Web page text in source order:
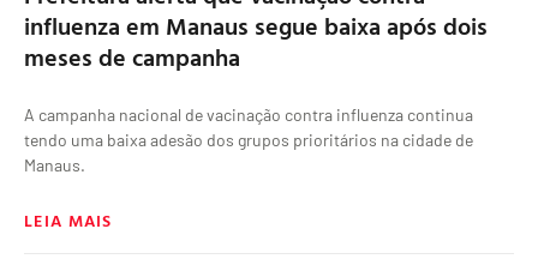
influenza em Manaus segue baixa após dois
meses de campanha
A campanha nacional de vacinação contra influenza continua
tendo uma baixa adesão dos grupos prioritários na cidade de
Manaus.
LEIA MAIS